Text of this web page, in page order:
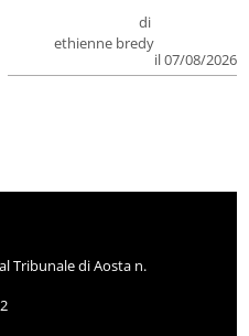
di
ethienne bredy
il 07/08/2026
Tribunale di Aosta n.